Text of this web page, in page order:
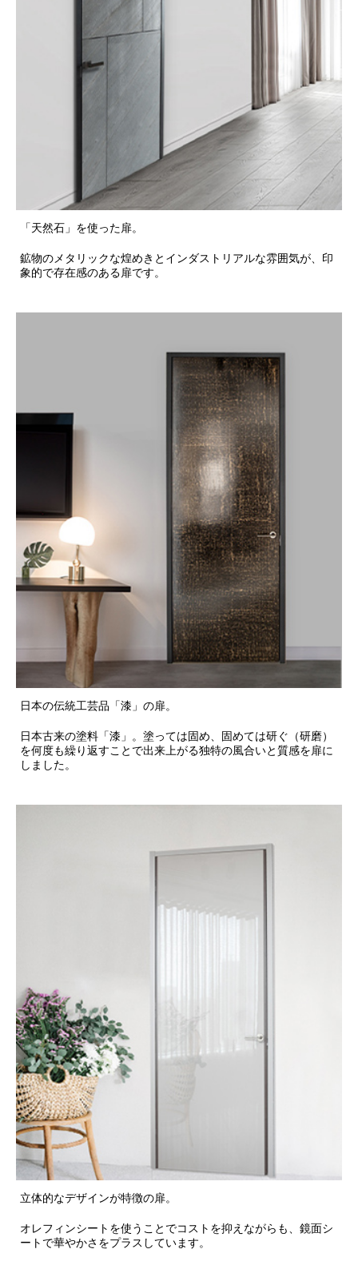
「天然石」を使った扉。
鉱物のメタリックな煌めきとインダストリアルな雰囲気が、印
象的で存在感のある扉です。
日本の伝統工芸品「漆」の扉。
日本古来の塗料「漆」。塗っては固め、固めては研ぐ（研磨）
を何度も繰り返すことで出来上がる独特の風合いと質感を扉に
しました。
立体的なデザインが特徴の扉。
オレフィンシートを使うことでコストを抑えながらも、鏡面シ
ートで華やかさをプラスしています。